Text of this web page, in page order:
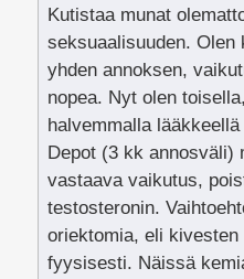
Kutistaa munat
seksuaalisuuden. Olen
yhden annoksen,
nopea. Nyt olen
halvemmalla lääkkeellä
Depot (3 kk annosväli)
vastaava vaikutus,
testosteronin.
oriektomia, eli kivesten
fyysisesti. Näissä